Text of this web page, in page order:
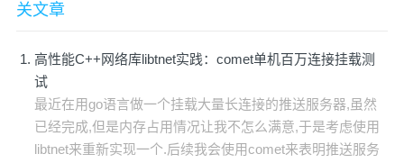
关文章
高性能C++网络库libtnet实践：comet单机百万连接挂载测
试
最近在用go语言做一个挂载大量长连接的推送服务器,虽然
已经完成,但是内存占用情况让我不怎么满意,于是考虑使用
libtnet来重新实现一个.后续我会使用comet来表明推送服务